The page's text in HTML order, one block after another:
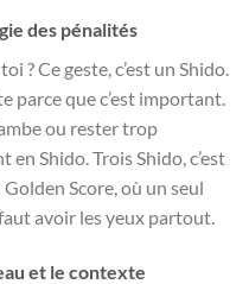
des pénalités
? Ce geste, c’est un Shido.
parce que c’est important.
ou rester trop
en Shido. Trois Shido, c’est
Score, où un seul
avoir les yeux partout.
et le contexte